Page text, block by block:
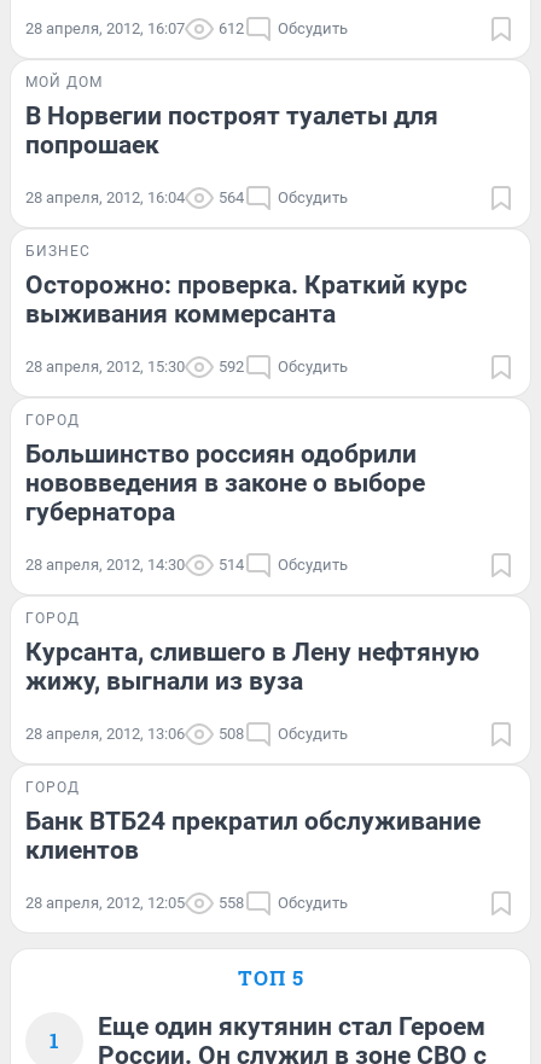
28 апреля, 2012, 16:07 612 Обсудить
МОЙ ДОМ
В Норвегии построят туалеты для
попрошаек
28 апреля, 2012, 16:04 564 Обсудить
БИЗНЕС
Осторожно: проверка. Краткий курс
выживания коммерсанта
28 апреля, 2012, 15:30 592 Обсудить
ГОРОД
Большинство россиян одобрили
нововведения в законе о выборе
губернатора
28 апреля, 2012, 14:30 514 Обсудить
ГОРОД
Курсанта, слившего в Лену нефтяную
жижу, выгнали из вуза
28 апреля, 2012, 13:06 508 Обсудить
ГОРОД
Банк ВТБ24 прекратил обслуживание
клиентов
28 апреля, 2012, 12:05 558 Обсудить
ТОП 5
1
Еще один якутянин стал Героем
России. Он служил в зоне СВО с